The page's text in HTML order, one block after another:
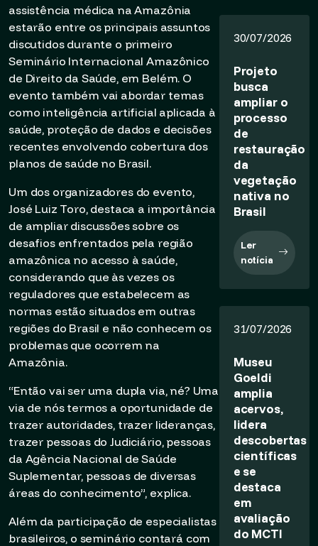
assistência médica na Amazônia
estarão entre os principais assuntos
discutidos durante o primeiro
Seminário Internacional Amazônico
de Direito da Saúde, em Belém. O
evento também vai abordar temas
como inteligência artificial aplicada à
saúde, proteção de dados e decisões
recentes envolvendo cobertura dos
planos de saúde no Brasil.
Um dos organizadores do evento,
José Luiz Toro, destaca a importância
de ampliar discussões sobre os
desafios enfrentados pela região
amazônica no acesso à saúde,
considerando que às vezes os
reguladores que estabelecem as
normas estão situados em outras
regiões do Brasil e não conhecem os
problemas que ocorrem na
Amazônia.
“Então vai ser uma dupla via, né? Uma
via de nós termos a oportunidade de
trazer autoridades, trazer lideranças,
trazer pessoas do Judiciário, pessoas
da Agência Nacional de Saúde
Suplementar, pessoas de diversas
áreas do conhecimento”, explica.
Além da participação de especialistas
brasileiros, o seminário contará com
30/07/2026
Projeto
busca
ampliar o
processo
de
restauração
da
vegetação
nativa no
Brasil
Ler
notícia
31/07/2026
Museu
Goeldi
amplia
acervos,
lidera
descobertas
científicas
e se
destaca
em
avaliação
do MCTI